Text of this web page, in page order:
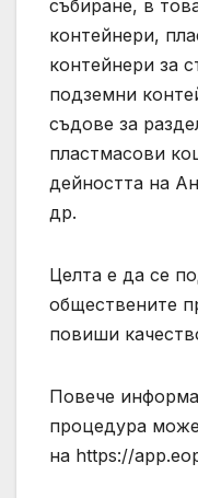
събиране, в
контейнери,
контейнери за
подземни
съдове за
пластмасови
дейността на
др.
Целта е да се
обществените
повиши
Повече
процедура
на https://